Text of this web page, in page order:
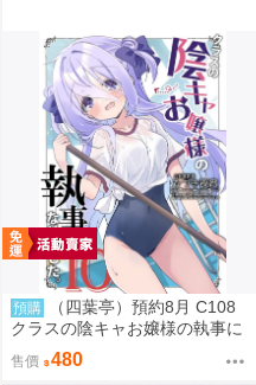
預購
（四葉亭）預約8月 C108
クラスの陰キャお嬢様の執事に
なりました10 ひづき夜宵
售價 480